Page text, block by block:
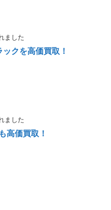
ました
クを高価買取！
ました
高価買取！